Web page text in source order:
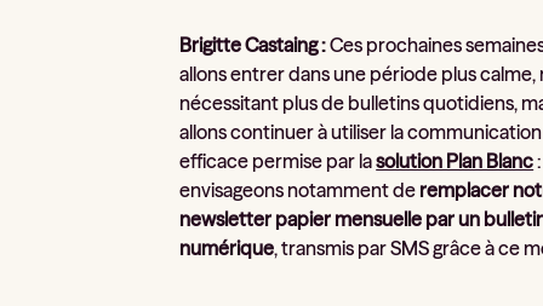
Brigitte Castaing :Ces prochaines
allons entrer dans une période plus calme,
nécessitant plus de bulletins quotidiens,
allons continuer à utiliser la communication
efficace permise par lasolution Plan Blanc
envisageons notamment de remplacer
newsletter papier mensuelle par un
numérique, transmis par SMS grâce à ce